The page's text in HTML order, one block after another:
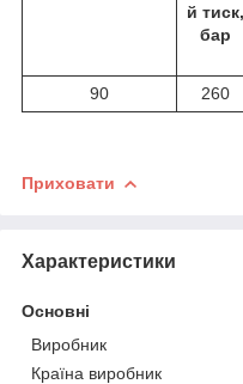
й тиск,
бар
90 260
Приховати
Характеристики
Основні
Виробник
Країна виробник